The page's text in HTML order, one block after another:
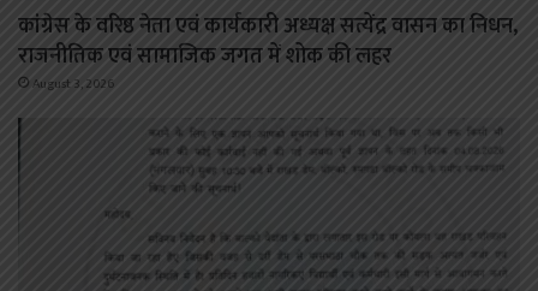
कांग्रेस के वरिष्ठ नेता एवं कार्यकारी अध्यक्ष सत्येंद्र वासन का निधन,
राजनीतिक एवं सामाजिक जगत में शोक की लहर
August 3, 2026